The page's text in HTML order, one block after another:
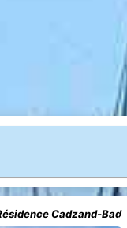
Cadzand-Bad